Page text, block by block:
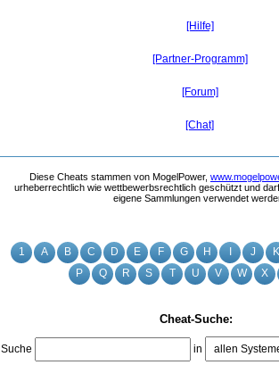
1 A B C D E F G H J K
P
Q R S T U V W X
Cheat-Suche:
Suche in
[Hilfe]
[Partner-Programm]
[Forum]
[Chat]
Diese Cheats stammen von MogelPower,
urheberrechtlich wie wettbewerbsrechtlich geschützt und
eigene Sammlungen verwendet